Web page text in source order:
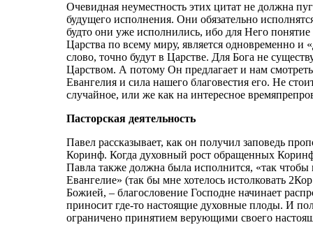
Очевидная неуместность этих цитат не должна
будущего исполнения. Они обязательно
будто они уже исполнились, ибо для Него
Царства по всему миру, является одновременно
слово, точно будут в Царстве. Для Бога не
Царством. А потому Он предлагает и нам
Евангелия и сила нашего благовестия его. Не
случайное, или же как на интересное
Пасторская деятельность
Павел рассказывает, как он получил заповедь
Коринф. Когда духовный рост обращенных
Павла также должна была исполнится, «так
Евангелие» (так бы мне хотелось истолковать
Божией, – благословение Господне начинает
приносит где-то настоящие духовные плоды. И
ограничено принятием верующими своего